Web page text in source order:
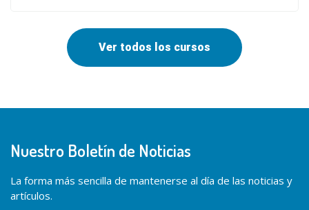
Ver todos los cursos
Nuestro Boletín de Noticias
La forma más sencilla de mantenerse al día de las noticias y
artículos.